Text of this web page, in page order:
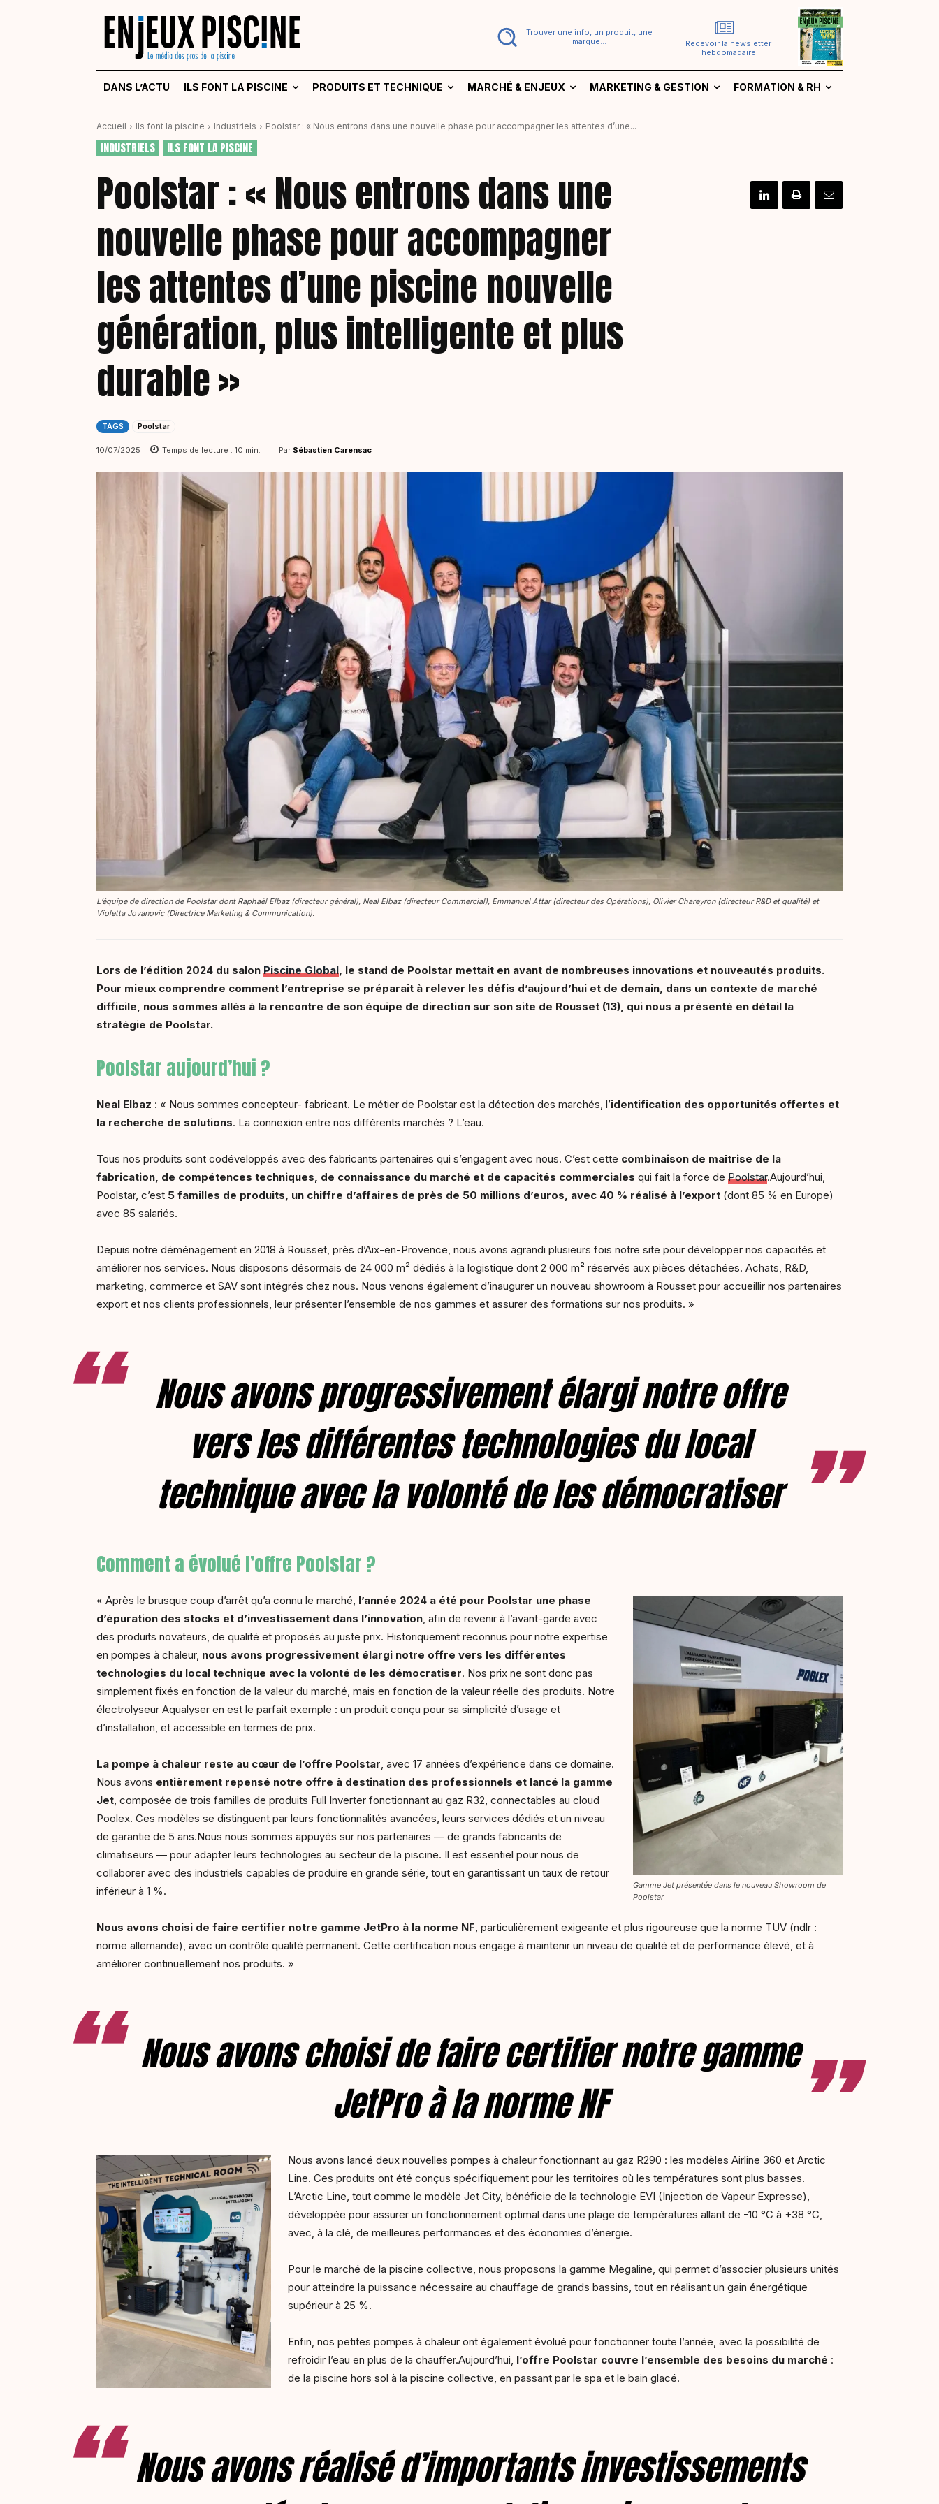
Trouver une info, un produit, une
marque...
Recevoir la newsletter
hebdomadaire
DANS L’ACTU ILS FONT LA PISCINE PRODUITS ET TECHNIQUE MARCHÉ & ENJEUX MARKETING & GESTION FORMATION & RH
Accueil Ils font la piscine Industriels Poolstar : « Nous entrons dans une nouvelle phase pour accompagner les attentes d’une...
INDUSTRIELS ILS FONT LA PISCINE
Poolstar : « Nous entrons dans une
nouvelle phase pour accompagner
les attentes d’une piscine nouvelle
génération, plus intelligente et plus
durable »
TAGS Poolstar
10/07/2025 Temps de lecture : 10 min. Par Sébastien Carensac
L’équipe de direction de Poolstar dont Raphaël Elbaz (directeur général), Neal Elbaz (directeur Commercial), Emmanuel Attar (directeur des Opérations), Olivier Chareyron (directeur R&D et qualité) et
Violetta Jovanovic (Directrice Marketing & Communication).
Lors de l’édition 2024 du salon Piscine Global, le stand de Poolstar mettait en avant de nombreuses innovations et nouveautés produits.
Pour mieux comprendre comment l’entreprise se préparait à relever les défis d’aujourd’hui et de demain, dans un contexte de marché
difficile, nous sommes allés à la rencontre de son équipe de direction sur son site de Rousset (13), qui nous a présenté en détail la
stratégie de Poolstar.
Poolstar aujourd’hui ?
Neal Elbaz : « Nous sommes concepteur- fabricant. Le métier de Poolstar est la détection des marchés, l’identification des opportunités offertes et
la recherche de solutions. La connexion entre nos différents marchés ? L’eau.
Tous nos produits sont codéveloppés avec des fabricants partenaires qui s’engagent avec nous. C’est cette combinaison de maîtrise de la
fabrication, de compétences techniques, de connaissance du marché et de capacités commerciales qui fait la force de Poolstar.Aujourd’hui,
Poolstar, c’est 5 familles de produits, un chiffre d’affaires de près de 50 millions d’euros, avec 40 % réalisé à l’export (dont 85 % en Europe)
avec 85 salariés.
Depuis notre déménagement en 2018 à Rousset, près d’Aix-en-Provence, nous avons agrandi plusieurs fois notre site pour développer nos capacités et
améliorer nos services. Nous disposons désormais de 24 000 m² dédiés à la logistique dont 2 000 m² réservés aux pièces détachées. Achats, R&D,
marketing, commerce et SAV sont intégrés chez nous. Nous venons également d’inaugurer un nouveau showroom à Rousset pour accueillir nos partenaires
export et nos clients professionnels, leur présenter l’ensemble de nos gammes et assurer des formations sur nos produits. »
Nous avons progressivement élargi notre offre
vers les différentes technologies du local
technique avec la volonté de les démocratiser
Comment a évolué l’offre Poolstar ?
Gamme Jet présentée dans le nouveau Showroom de
Poolstar
« Après le brusque coup d’arrêt qu’a connu le marché, l’année 2024 a été pour Poolstar une phase
d’épuration des stocks et d’investissement dans l’innovation, afin de revenir à l’avant-garde avec
des produits novateurs, de qualité et proposés au juste prix. Historiquement reconnus pour notre expertise
en pompes à chaleur, nous avons progressivement élargi notre offre vers les différentes
technologies du local technique avec la volonté de les démocratiser. Nos prix ne sont donc pas
simplement fixés en fonction de la valeur du marché, mais en fonction de la valeur réelle des produits. Notre
électrolyseur Aqualyser en est le parfait exemple : un produit conçu pour sa simplicité d’usage et
d’installation, et accessible en termes de prix.
La pompe à chaleur reste au cœur de l’offre Poolstar, avec 17 années d’expérience dans ce domaine.
Nous avons entièrement repensé notre offre à destination des professionnels et lancé la gamme
Jet, composée de trois familles de produits Full Inverter fonctionnant au gaz R32, connectables au cloud
Poolex. Ces modèles se distinguent par leurs fonctionnalités avancées, leurs services dédiés et un niveau
de garantie de 5 ans.Nous nous sommes appuyés sur nos partenaires — de grands fabricants de
climatiseurs — pour adapter leurs technologies au secteur de la piscine. Il est essentiel pour nous de
collaborer avec des industriels capables de produire en grande série, tout en garantissant un taux de retour
inférieur à 1 %.
Nous avons choisi de faire certifier notre gamme JetPro à la norme NF, particulièrement exigeante et plus rigoureuse que la norme TUV (ndlr :
norme allemande), avec un contrôle qualité permanent. Cette certification nous engage à maintenir un niveau de qualité et de performance élevé, et à
améliorer continuellement nos produits. »
Nous avons choisi de faire certifier notre gamme
JetPro à la norme NF
Nous avons lancé deux nouvelles pompes à chaleur fonctionnant au gaz R290 : les modèles Airline 360 et Arctic
Line. Ces produits ont été conçus spécifiquement pour les territoires où les températures sont plus basses.
L’Arctic Line, tout comme le modèle Jet City, bénéficie de la technologie EVI (Injection de Vapeur Expresse),
développée pour assurer un fonctionnement optimal dans une plage de températures allant de -10 °C à +38 °C,
avec, à la clé, de meilleures performances et des économies d’énergie.
Pour le marché de la piscine collective, nous proposons la gamme Megaline, qui permet d’associer plusieurs unités
pour atteindre la puissance nécessaire au chauffage de grands bassins, tout en réalisant un gain énergétique
supérieur à 25 %.
Enfin, nos petites pompes à chaleur ont également évolué pour fonctionner toute l’année, avec la possibilité de
refroidir l’eau en plus de la chauffer.Aujourd’hui, l’offre Poolstar couvre l’ensemble des besoins du marché :
de la piscine hors sol à la piscine collective, en passant par le spa et le bain glacé.
Nous avons réalisé d’importants investissements